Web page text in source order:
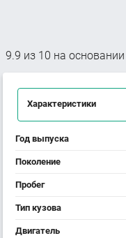
9.9 из 10 на основании
Характеристики
Год выпуска
Поколение
Пробег
Тип кузова
Двигатель